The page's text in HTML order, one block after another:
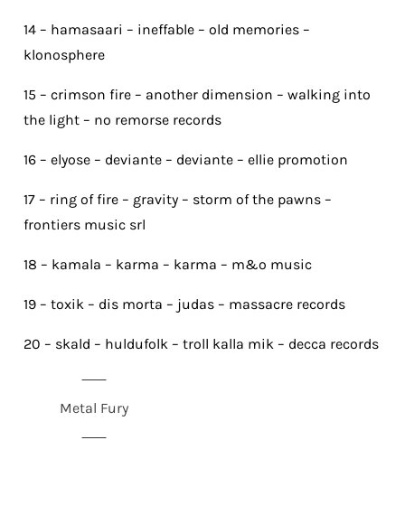
14 – hamasaari – ineffable – old memories –
klonosphere
15 – crimson fire – another dimension – walking into
the light – no remorse records
16 – elyose – deviante – deviante – ellie promotion
17 – ring of fire – gravity – storm of the pawns –
frontiers music srl
18 – kamala – karma – karma – m&o music
19 – toxik – dis morta – judas – massacre records
20 – skald – huldufolk – troll kalla mik – decca records
Metal Fury